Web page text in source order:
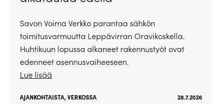
Savon Voima Verkko parantaa sähkön
toimitusvarmuutta Leppävirran Oravikoskella.
Huhtikuun lopussa alkaneet rakennustyöt ovat
edenneet asennusvaiheeseen.
Lue lisää
AJANKOHTAISTA,VERKOSSA 28.7.2026